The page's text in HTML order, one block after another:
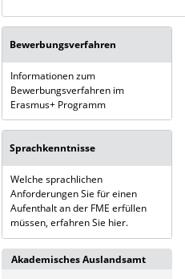
INTRANET
Bewerbungsverfahren
Informationen zum
Bewerbungsverfahren im
Erasmus+ Programm
Sprachkenntnisse
Welche sprachlichen
Anforderungen Sie für einen
Aufenthalt an der FME erfüllen
müssen, erfahren Sie hier.
Akademisches Auslandsamt